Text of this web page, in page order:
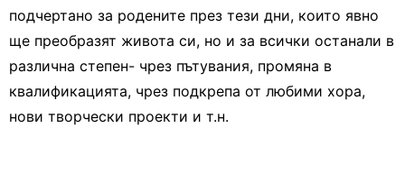
подчертано за родените през тези дни, които явно
ще преобразят живота си, но и за всички останали в
различна степен- чрез пътувания, промяна в
квалификацията, чрез подкрепа от любими хора,
нови творчески проекти и т.н.